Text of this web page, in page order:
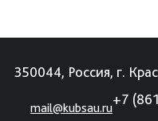
350044, Россия, г.
mail@kubsau.ru
+7